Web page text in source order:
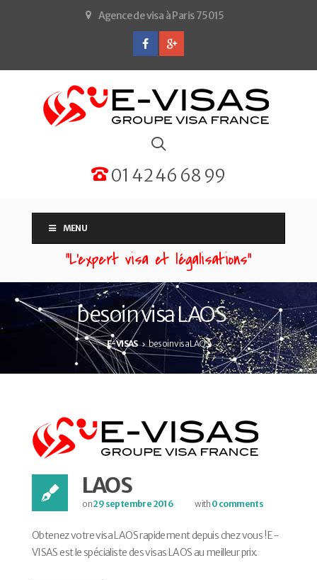
Agence de visa à Paris 75015
01 42 46 68 99
MENU
“L'expert visa et légalisations”
besoin visa LAOS
E-VISAS besoin visa LAOS
LAOS
on29 septembre 2016 with 0 comments
Obtenez votre visa LAOS rapidement depuis chez vous ! E-
VISAS est le spécialiste des visas LAOS au meilleur prix.